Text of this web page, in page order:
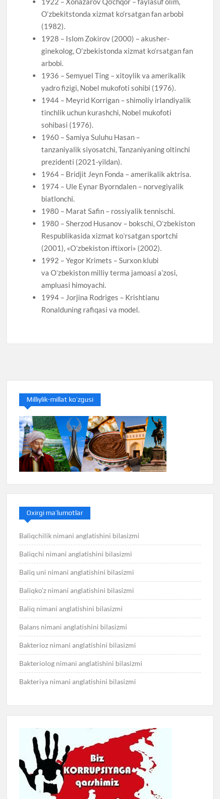
O‘zbekitstonda xizmat ko‘rsatgan fan arbobi
(1982).
1928 – Islom Zokirov (2000) – akusher-
ginekolog, O‘zbekistonda xizmat ko‘rsatgan fan
arbobi.
1936 – Semyuel Ting – xitoylik va amerikalik
yadro fizigi, Nobel mukofoti sohibi (1976).
1944 – Meyrid Korrigan – shimoliy irlandiyalik
tinchlik uchun kurashchi, Nobel mukofoti
sohibasi (1976).
1960 – Samiya Suluhu Hasan –
tanzaniyalik siyosatchi, Tanzaniyaning oltinchi
prezidenti (2021-yildan).
1964 – Bridjit Jeyn Fonda – amerikalik aktrisa.
1974 – Ule Eynar Byorndalen – norvegiyalik
biatlonchi.
1980 – Marat Safin – rossiyalik tennischi.
1980 – Sherzod Husanov – bokschi, Oʻzbekiston
Respublikasida xizmat koʻrsatgan sportchi
(2001), «Oʻzbekiston iftixori» (2002).
1992 – Yegor Krimets – Surxon klubi
va Oʻzbekiston milliy terma jamoasi aʼzosi,
ampluasi himoyachi.
1994 – Jorjina Rodriges – Krishtianu
Ronalduning rafiqasi va model.
Milliylik-millat ko’zgusi
Oxirgi ma’lumotlar
Baliqchilik nimani anglatishini bilasizmi
Baliqchi nimani anglatishini bilasizmi
Baliq uni nimani anglatishini bilasizmi
Baliqko’z nimani anglatishini bilasizmi
Baliq nimani anglatishini bilasizmi
Balans nimani anglatishini bilasizmi
Bakterioz nimani anglatishini bilasizmi
Bakteriolog nimani anglatishini bilasizmi
Bakteriya nimani anglatishini bilasizmi